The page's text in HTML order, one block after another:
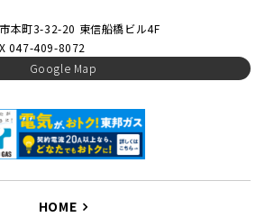
本町3-32-20 東信船橋ビル4F
047-409-8072
Google Map
HOME